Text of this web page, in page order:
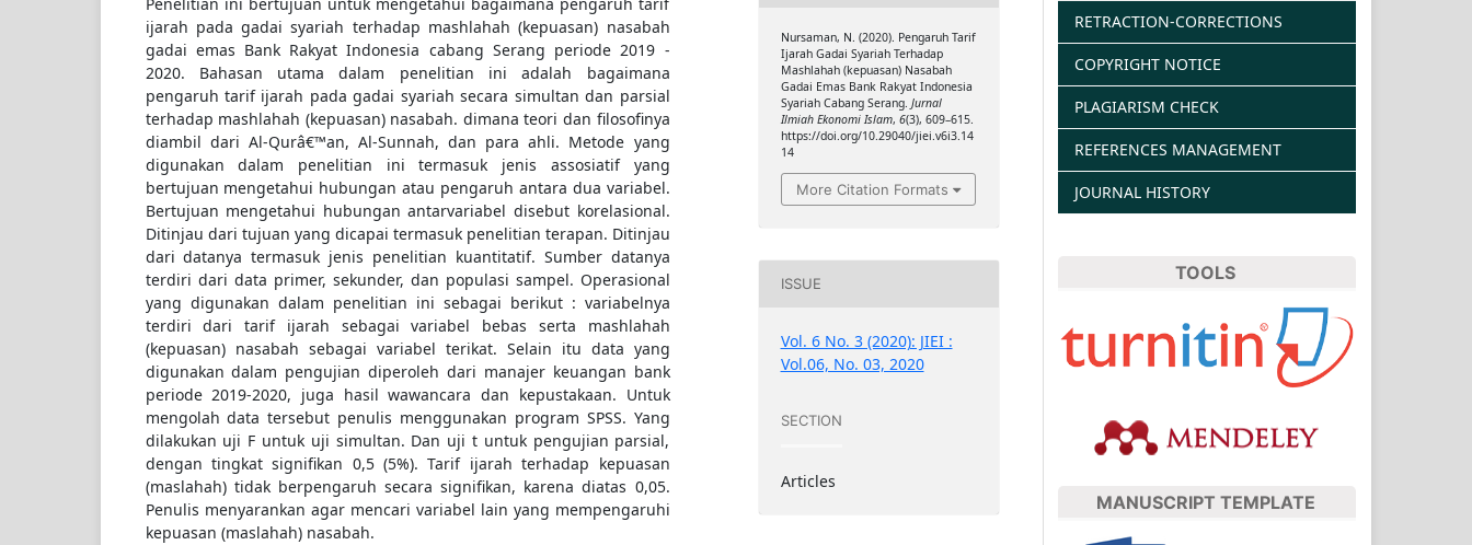
Penelitian ini bertujuan untuk mengetahui bagaimana pengaruh tarif
ijarah pada gadai syariah terhadap mashlahah (kepuasan) nasabah
gadai emas Bank Rakyat Indonesia cabang Serang periode 2019 -
2020. Bahasan utama dalam penelitian ini adalah bagaimana
pengaruh tarif ijarah pada gadai syariah secara simultan dan parsial
terhadap mashlahah (kepuasan) nasabah. dimana teori dan filosofinya
diambil dari Al-Qurâ€™an, Al-Sunnah, dan para ahli. Metode yang
digunakan dalam penelitian ini termasuk jenis assosiatif yang
bertujuan mengetahui hubungan atau pengaruh antara dua variabel.
Bertujuan mengetahui hubungan antarvariabel disebut korelasional.
Ditinjau dari tujuan yang dicapai termasuk penelitian terapan. Ditinjau
dari datanya termasuk jenis penelitian kuantitatif. Sumber datanya
terdiri dari data primer, sekunder, dan populasi sampel. Operasional
yang digunakan dalam penelitian ini sebagai berikut : variabelnya
terdiri dari tarif ijarah sebagai variabel bebas serta mashlahah
(kepuasan) nasabah sebagai variabel terikat. Selain itu data yang
digunakan dalam pengujian diperoleh dari manajer keuangan bank
periode 2019-2020, juga hasil wawancara dan kepustakaan. Untuk
mengolah data tersebut penulis menggunakan program SPSS. Yang
dilakukan uji F untuk uji simultan. Dan uji t untuk pengujian parsial,
dengan tingkat signifikan 0,5 (5%). Tarif ijarah terhadap kepuasan
(maslahah) tidak berpengaruh secara signifikan, karena diatas 0,05.
Penulis menyarankan agar mencari variabel lain yang mempengaruhi
kepuasan (maslahah) nasabah.
Nursaman, N. (2020). Pengaruh Tarif
Ijarah Gadai Syariah Terhadap
Mashlahah (kepuasan) Nasabah
Gadai Emas Bank Rakyat Indonesia
Syariah Cabang Serang. Jurnal
Ilmiah Ekonomi Islam, 6(3), 609–615.
https://doi.org/10.29040/jiei.v6i3.14
14
More Citation Formats
ISSUE
Vol. 6 No. 3 (2020): JIEI :
Vol.06, No. 03, 2020
SECTION
Articles
RETRACTION-CORRECTIONS
COPYRIGHT NOTICE
PLAGIARISM CHECK
REFERENCES MANAGEMENT
JOURNAL HISTORY
TOOLS
MANUSCRIPT TEMPLATE